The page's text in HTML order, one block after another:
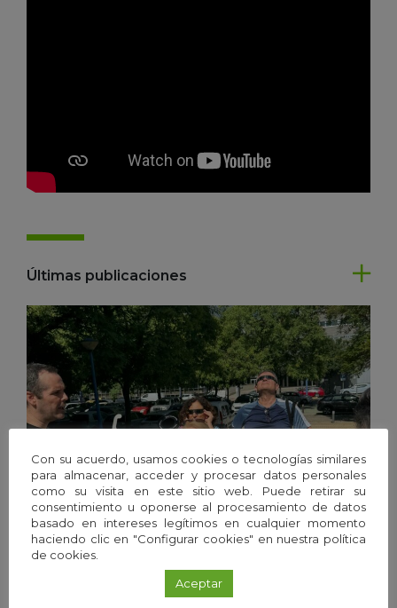
Últimas publicaciones
Andalucía será testigo del eclipse solar
parcial e invita a disfrutarlo con seguridad
Con su acuerdo, usamos cookies o tecnologías similares
para almacenar, acceder y procesar datos personales
como su visita en este sitio web. Puede retirar su
consentimiento u oponerse al procesamiento de datos
basado en intereses legítimos en cualquier momento
haciendo clic en "Configurar cookies" en nuestra política
de cookies.
Aceptar